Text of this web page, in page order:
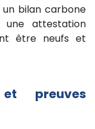
bilan carbone
une attestation
être neufs et
preuves